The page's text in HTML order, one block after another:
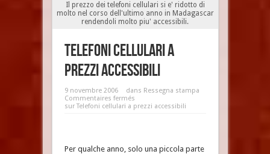
Il prezzo dei telefoni cellulari si e' ridotto di
molto nel corso dell'ultimo anno in Madagascar
rendendoli molto piu' accessibili.
Telefoni cellulari a
prezzi accessibili
9 novembre 2006 dans Ressegna stampa
Commentaires fermés
sur Telefoni cellulari a prezzi accessibili
Per qualche anno, solo una piccola parte